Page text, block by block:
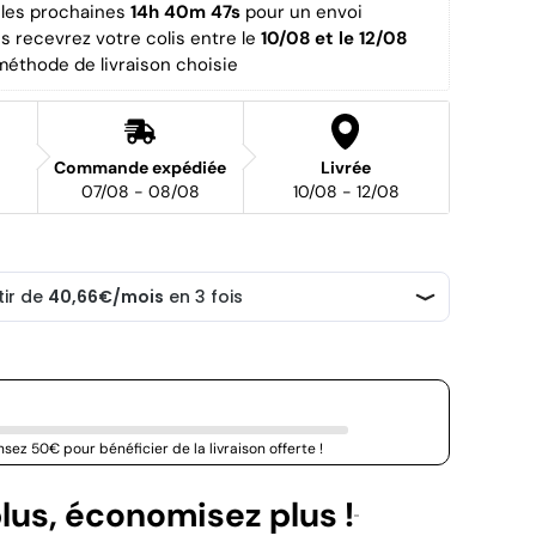
prochaines 14h 40m 47s pour un envoi
recevrez votre colis entre le 10/08 et le 12/08
de livraison choisie
Commande expédiée
07/08 - 08/08
Livrée
10/08 - 12/08
50€ pour bénéficier de la livraison offerte !
économisez plus !